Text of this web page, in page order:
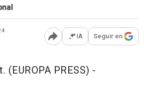
Abrir opciones para
IA Seguir en
(EUROPA PRESS) -